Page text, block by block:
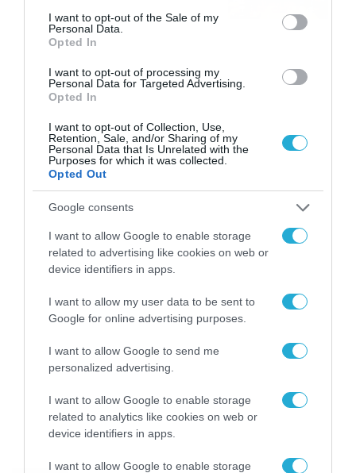
consent section.
I want to opt-out of the Sale of my
Personal Data.
Opted In
I want to opt-out of processing my
Personal Data for Targeted Advertising.
Opted In
I want to opt-out of Collection, Use,
Retention, Sale, and/or Sharing of my
Personal Data that Is Unrelated with the
Purposes for which it was collected.
Opted Out
Google consents
I want to allow Google to enable storage
related to advertising like cookies on web or
device identifiers in apps.
I want to allow my user data to be sent to
Google for online advertising purposes.
I want to allow Google to send me
personalized advertising.
I want to allow Google to enable storage
related to analytics like cookies on web or
device identifiers in apps.
I want to allow Google to enable storage
στοιχηματικές επιλογές από
το ΠΑΜΕ ΣΤΟΙΧΗΜΑ
07/08/2026 16:41